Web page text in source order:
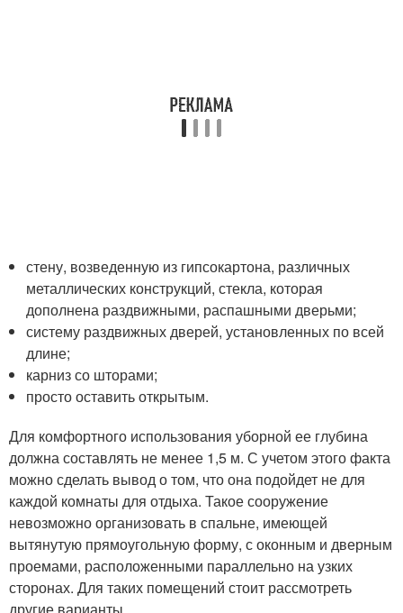
стену, возведенную из гипсокартона, различных
металлических конструкций, стекла, которая
дополнена раздвижными, распашными дверьми;
систему раздвижных дверей, установленных по всей
длине;
карниз со шторами;
просто оставить открытым.
Для комфортного использования уборной ее глубина
должна составлять не менее 1,5 м. С учетом этого факта
можно сделать вывод о том, что она подойдет не для
каждой комнаты для отдыха. Такое сооружение
невозможно организовать в спальне, имеющей
вытянутую прямоугольную форму, с оконным и дверным
проемами, расположенными параллельно на узких
сторонах. Для таких помещений стоит рассмотреть